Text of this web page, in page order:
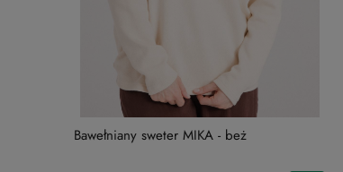
Bawełniany sweter MIKA - beż